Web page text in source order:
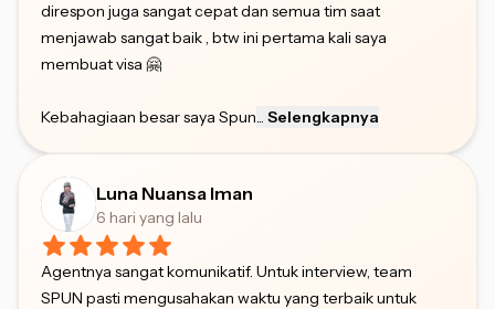
direspon juga sangat cepat dan semua tim saat
menjawab sangat baik , btw ini pertama kali saya
membuat visa 🤗
Kebahagiaan besar saya Spun... Selengkapnya
Luna Nuansa Iman
6 hari yang lalu
Agentnya sangat komunikatif. Untuk interview, team
SPUN pasti mengusahakan waktu yang terbaik untuk